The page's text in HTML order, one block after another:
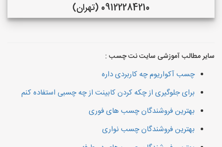
09122284210 (تهران)
سایر مطالب آموزشی سایت نت چسب :
چسب آکواریوم چه کاربردی داره
برای جلوگیری از چکه کردن کابینت از چه چسبی استفاده کنم
بهترین فروشندگان چسب های فوری
بهترین فروشندگان چسب نواری